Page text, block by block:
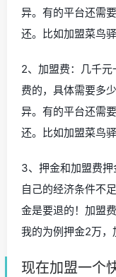
异。有的平台还需
还。比如加盟菜鸟
2、加盟费：几千
费的，具体需要多
异。有的平台还需
还。比如加盟菜鸟
3、押金和加盟费
自己的经济条件不
金是要退的！加盟
我的为例押金2万，
现在加盟一个